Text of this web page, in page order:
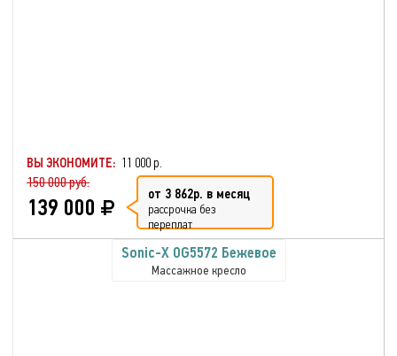
ВЫ ЭКОНОМИТЕ: 11 000 р.
150 000 руб.
139 000 от 3 862р. в месяц
рассрочка без
переплат
Sonic-X OG5572 Бежевое
Массажное кресло